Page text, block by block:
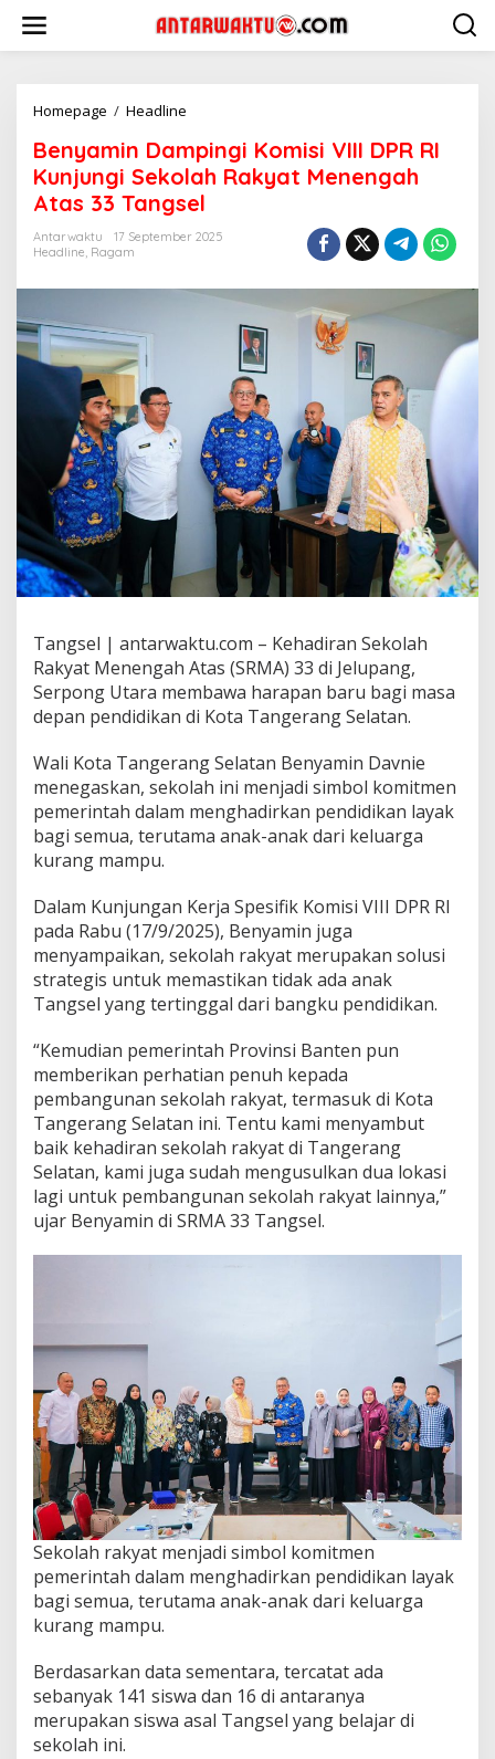
konten
Homepage / Headline
Komisi
VIII
DPR
RI
Kunjungi
Menengah
Benyamin Dampingi Komisi VIII DPR RI
Kunjungi Sekolah Rakyat Menengah
Atas 33 Tangsel
Antarwaktu
17 September 2025
Headline, Ragam
Tangsel | antarwaktu.com – Kehadiran Sekolah
Rakyat Menengah Atas (SRMA) 33 di Jelupang,
Serpong Utara membawa harapan baru bagi masa
depan pendidikan di Kota Tangerang Selatan.
Wali Kota Tangerang Selatan Benyamin Davnie
menegaskan, sekolah ini menjadi simbol komitmen
pemerintah dalam menghadirkan pendidikan layak
bagi semua, terutama anak-anak dari keluarga
kurang mampu.
Dalam Kunjungan Kerja Spesifik Komisi VIII DPR RI
pada Rabu (17/9/2025), Benyamin juga
menyampaikan, sekolah rakyat merupakan solusi
strategis untuk memastikan tidak ada anak
Tangsel yang tertinggal dari bangku pendidikan.
“Kemudian pemerintah Provinsi Banten pun
memberikan perhatian penuh kepada
pembangunan sekolah rakyat, termasuk di Kota
Tangerang Selatan ini. Tentu kami menyambut
baik kehadiran sekolah rakyat di Tangerang
Selatan, kami juga sudah mengusulkan dua lokasi
lagi untuk pembangunan sekolah rakyat lainnya,”
ujar Benyamin di SRMA 33 Tangsel.
Sekolah rakyat menjadi simbol komitmen
pemerintah dalam menghadirkan pendidikan layak
bagi semua, terutama anak-anak dari keluarga
kurang mampu.
Berdasarkan data sementara, tercatat ada
sebanyak 141 siswa dan 16 di antaranya
merupakan siswa asal Tangsel yang belajar di
sekolah ini.